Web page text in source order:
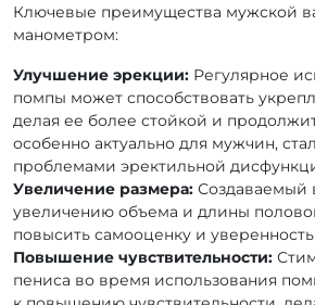
Ключевые преимущества мужской
манометром:
Улучшение эрекции: Регулярное
помпы может способствовать
делая ее более стойкой и
особенно актуально для мужчин,
проблемами эректильной
Увеличение размера: Создаваемый
увеличению объема и длины
повысить самооценку и
Повышение чувствительности:
пениса во время использования